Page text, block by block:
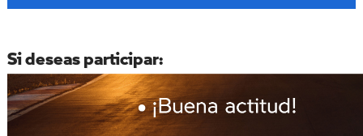
Si deseas participar: